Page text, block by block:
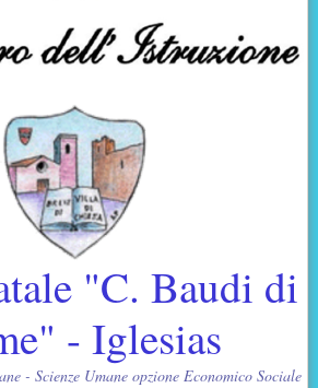
"C. Baudi di
- Iglesias
- Scienze Umane opzione Economico Sociale